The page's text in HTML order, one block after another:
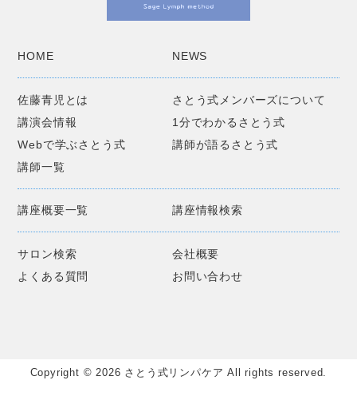
HOME NEWS
佐藤青児とは
さとう式メンバーズについて
講演会情報
1分でわかるさとう式
Webで学ぶさとう式
講師が語るさとう式
講師一覧
講座概要一覧 講座情報検索
サロン検索
会社概要
よくある質問
お問い合わせ
Copyright © 2026 さとう式リンパケア All rights reserved.